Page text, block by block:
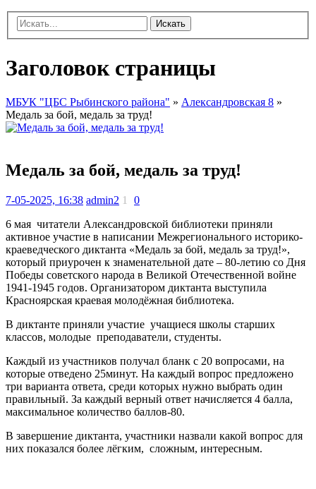
Искать
Заголовок страницы
МБУК "ЦБС Рыбинского района" » Александровская 8 »
Медаль за бой, медаль за труд!
Медаль за бой, медаль за труд!
7-05-2025, 16:38 admin2 1
0
6 мая читатели Александровской библиотеки приняли
активное участие в написании Межрегионального историко-
краеведческого диктанта «Медаль за бой, медаль за труд!»,
который приурочен к знаменательной дате – 80-летию со Дня
Победы советского народа в Великой Отечественной войне
1941-1945 годов. Организатором диктанта выступила
Красноярская краевая молодёжная библиотека.
В диктанте приняли участие учащиеся школы старших
классов, молодые преподаватели, студенты.
Каждый из участников получал бланк с 20 вопросами, на
которые отведено 25минут. На каждый вопрос предложено
три варианта ответа, среди которых нужно выбрать один
правильный. За каждый верный ответ начисляется 4 балла,
максимальное количество баллов-80.
В завершение диктанта, участники назвали какой вопрос для
них показался более лёгким, сложным, интересным.